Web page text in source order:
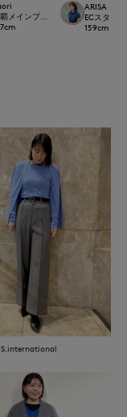
メインプレイス
cm
ARISA
ECスタッフ
159cm